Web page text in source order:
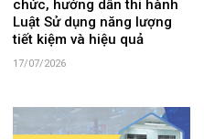
chức, hướng dẫn thi hành
Luật Sử dụng năng lượng
tiết kiệm và hiệu quả
17/07/2026